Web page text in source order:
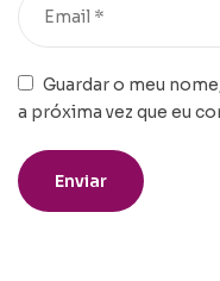
Guardar o meu
a próxima vez que eu